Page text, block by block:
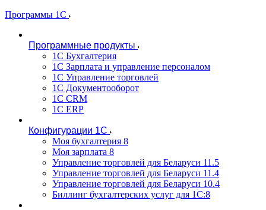
Программы 1С
Программные продукты
1С Бухгалтерия
1С Зарплата и управление персоналом
1С Управление торговлей
1С Документооборот
1С CRM
1С ERP
Конфигурации 1С
Моя бухгалтерия 8
Моя зарплата 8
Управление торговлей для Беларуси 11.5
Управление торговлей для Беларуси 11.4
Управление торговлей для Беларуси 10.4
Биллинг бухгалтерских услуг для 1С:8